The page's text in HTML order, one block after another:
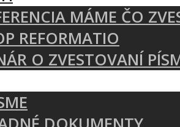
MÁME ČO
REFORMATIO
O ZVESTOVANÍ